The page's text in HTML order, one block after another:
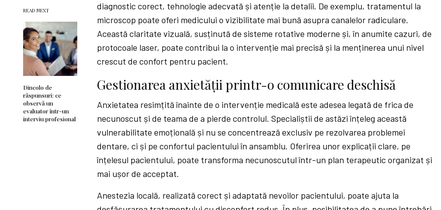
READ NEXT
Dincolo de
răspunsuri: ce
observă un
evaluator într-un
interviu profesional
diagnostic corect, tehnologie adecvată și atenție la detalii. De exemplu, tratamentul la
microscop poate oferi medicului o vizibilitate mai bună asupra canalelor radiculare.
Această claritate vizuală, susținută de sisteme rotative moderne și, în anumite cazuri, de
protocoale laser, poate contribui la o intervenție mai precisă și la menținerea unui nivel
crescut de confort pentru pacient.
Gestionarea anxietății printr-o comunicare deschisă
Anxietatea resimțită înainte de o intervenție medicală este adesea legată de frica de
necunoscut și de teama de a pierde controlul. Specialiștii de astăzi înțeleg această
vulnerabilitate emoțională și nu se concentrează exclusiv pe rezolvarea problemei
dentare, ci și pe confortul pacientului în ansamblu. Oferirea unor explicații clare, pe
înțelesul pacientului, poate transforma necunoscutul într-un plan terapeutic organizat și
mai ușor de acceptat.
Anestezia locală, realizată corect și adaptată nevoilor pacientului, poate ajuta la